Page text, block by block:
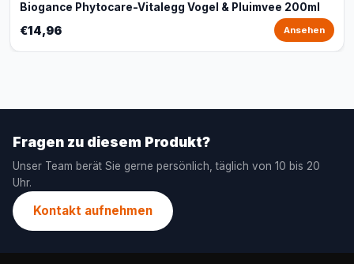
Biogance Phytocare-Vitalegg Vogel & Pluimvee 200ml
€14,96 Ansehen
Fragen zu diesem Produkt?
Unser Team berät Sie gerne persönlich, täglich von 10 bis 20
Uhr.
Kontakt aufnehmen